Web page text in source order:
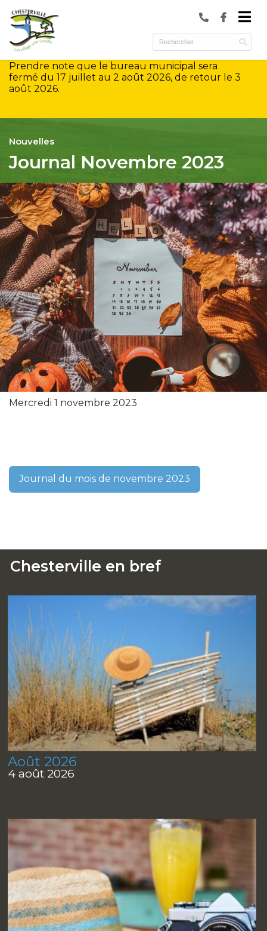
(Municipalité )
(Services )
(Culture et loisirs )
Prendre note que le bureau municipal sera
fermé du 17 juillet au 2 août 2026, de retour le 3
août 2026.
Nouvelles
Journal Novembre 2023
Mercredi 1 novembre 2023
Journal du mois de novembre 2023
Chesterville en bref
Août 2026
4 août 2026